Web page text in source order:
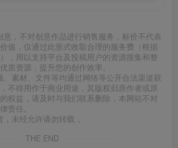
意，不对创意作品进行销售服务，标价不代表
值，仅通过此形式收取合理的服务费（根据
，用以支持平台及投稿用户的资源搜集和整
质资源，提升您的创作效率。
、素材、文件等均通过网络等公开合法渠道获
不得用作于商业用途，其版权归原作者或原
权益，请及时与我们联系删除，本网站不对
责任。
未经允许请勿转载 。
THE END